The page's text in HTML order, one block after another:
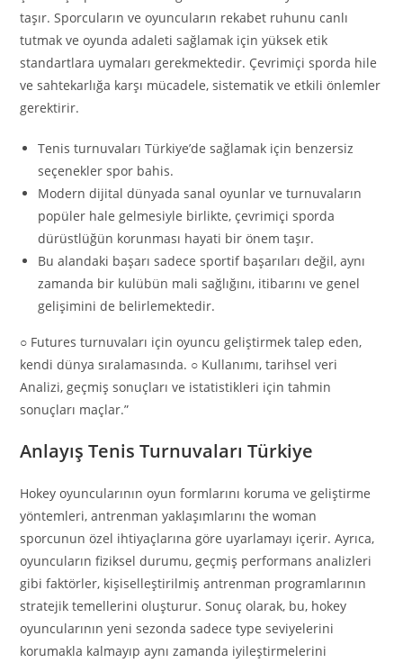
taşır. Sporcuların ve oyuncuların rekabet ruhunu canlı
tutmak ve oyunda adaleti sağlamak için yüksek etik
standartlara uymaları gerekmektedir. Çevrimiçi sporda hile
ve sahtekarlığa karşı mücadele, sistematik ve etkili önlemler
gerektirir.
Tenis turnuvaları Türkiye’de sağlamak için benzersiz
seçenekler spor bahis.
Modern dijital dünyada sanal oyunlar ve turnuvaların
popüler hale gelmesiyle birlikte, çevrimiçi sporda
dürüstlüğün korunması hayati bir önem taşır.
Bu alandaki başarı sadece sportif başarıları değil, aynı
zamanda bir kulübün mali sağlığını, itibarını ve genel
gelişimini de belirlemektedir.
○ Futures turnuvaları için oyuncu geliştirmek talep eden,
kendi dünya sıralamasında. ○ Kullanımı, tarihsel veri
Analizi, geçmiş sonuçları ve istatistikleri için tahmin
sonuçları maçlar.”
Anlayış Tenis Turnuvaları Türkiye
Hokey oyuncularının oyun formlarını koruma ve geliştirme
yöntemleri, antrenman yaklaşımlarını the woman
sporcunun özel ihtiyaçlarına göre uyarlamayı içerir. Ayrıca,
oyuncuların fiziksel durumu, geçmiş performans analizleri
gibi faktörler, kişiselleştirilmiş antrenman programlarının
stratejik temellerini oluşturur. Sonuç olarak, bu, hokey
oyuncularının yeni sezonda sadece type seviyelerini
korumakla kalmayıp aynı zamanda iyileştirmelerini